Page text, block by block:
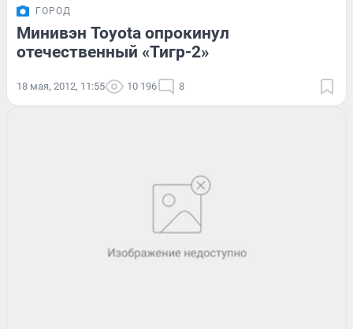
ГОРОД
Минивэн Toyota опрокинул
отечественный «Тигр-2»
18 мая, 2012, 11:55 10 196 8